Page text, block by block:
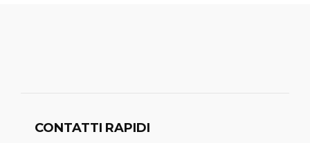
CONTATTI RAPIDI